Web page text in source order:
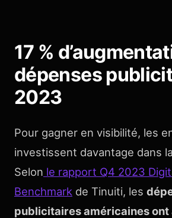
17 %
dépenses
2023
Pour gagner en visibilité, les
investissent davantage dans
Selon le rapport Q4 2023
Benchmark de Tinuiti, les
publicitaires américaines ont